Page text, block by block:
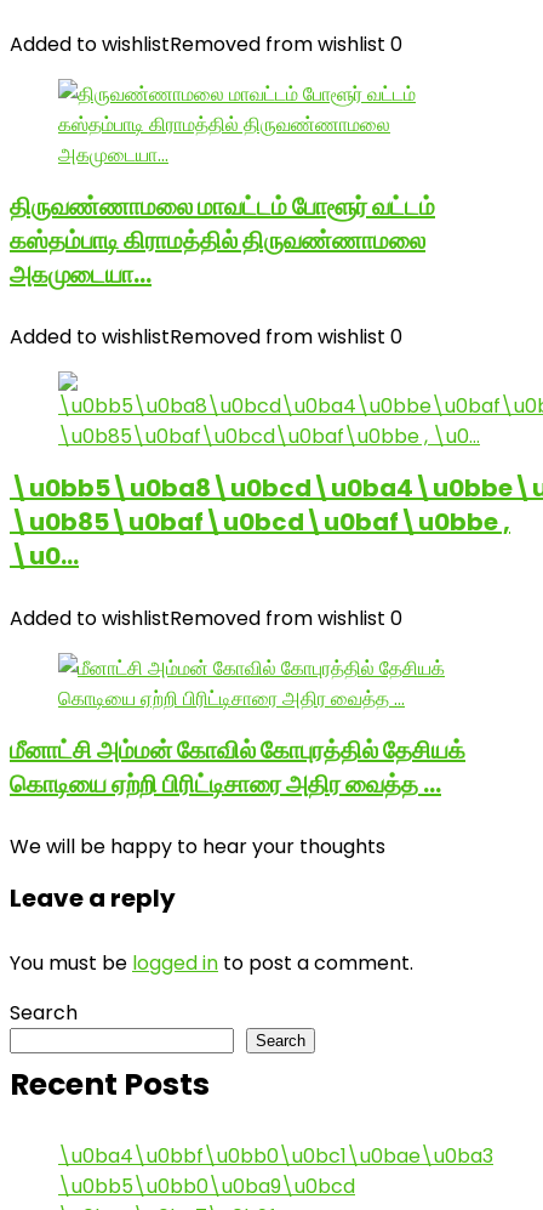
Added to wishlistRemoved from wishlist 0
திருவண்ணாமலை மாவட்டம் போளூர் வட்டம்
கஸ்தம்பாடி கிராமத்தில் திருவண்ணாமலை
அகமுடையா…
Added to wishlistRemoved from wishlist 0
\u0b85\u0baf\u0bcd\u0baf\u0bbe ,
\u0…
Added to wishlistRemoved from wishlist 0
மீனாட்சி அம்மன் கோவில் கோபுரத்தில் தேசியக்
கொடியை ஏற்றி பிரிட்டிசாரை அதிர வைத்த …
We will be happy to hear your thoughts
Leave a reply
You must be logged in to post a comment.
Search
Search
Recent Posts
\u0ba4\u0bbf\u0bb0\u0bc1\u0bae\u0ba3
\u0bb5\u0bb0\u0ba9\u0bcd